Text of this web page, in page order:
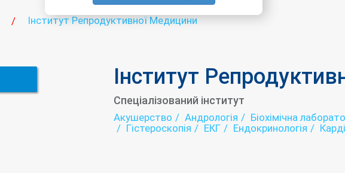
/ Інститут Репродуктивної Медицини
Інститут
Спеціалізований інститут
Акушерство Андрологія Біохімічна
Гістероскопія
ЕКГ Ендокринологія